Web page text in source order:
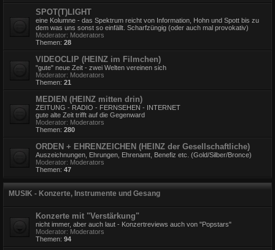
SPOT(T)LIGHT
eine Kolumne - das Spektrum reicht von Information, Hohn und Spott bis zu
dem was uns sonst so einfällt. Scharfzüngig (oder auch mal provokativ)
Moderator: Moderators
Themen: 28
VIDEOCLIP (HEINZ im Filmchen)
"gute" neue Zeit - zwei Welten vereinen sich
Moderator: Moderators
Themen: 21
MEDIEN (HEINZ mitten drin)
ZEITUNG - RADIO - FERNSEHEN - INTERNET
gute alte Zeit trifft auf die Gegenward
Moderator: Moderators
Themen: 280
ORDEN + EHRENZEICHEN (HEINZ der Gesellschaftliche)
Auszeichnungen, Ehrungen, Ehrenamt, Benefiz etc. (Gold/Silber/Bronce)
Moderator: Moderators
Themen: 47
MUSIK - Konzerte, Instrumente und Gesang
Konzerte mit "Verstärkung"
nicht immer, aber auch laut - Konzertreviews auch von "Popstars"
Moderator: Moderators
Themen: 94